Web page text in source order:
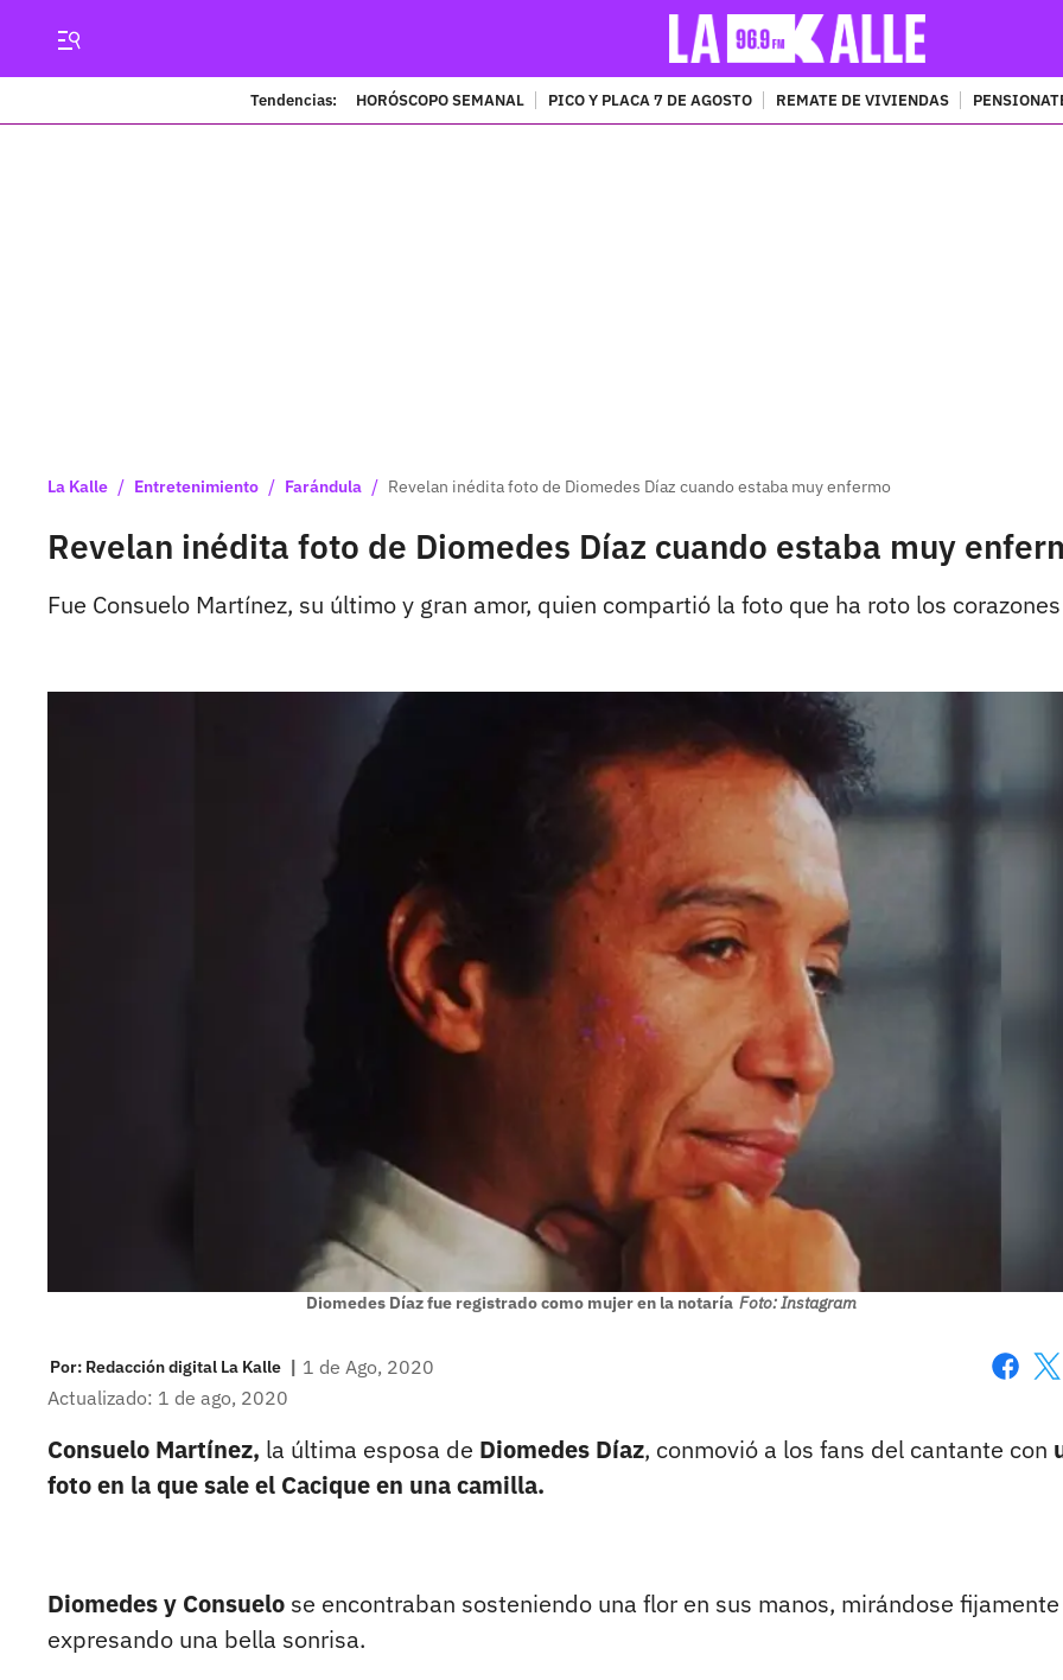
Tendencias: HORÓSCOPO SEMANAL PICO Y PLACA 7 DE AGOSTO REMATE DE VIVIENDAS
La Kalle / Entretenimiento / Farándula / Revelan inédita foto de Diomedes Díaz cuando estaba muy enfermo
Revelan inédita foto de Diomedes Díaz cuando estaba muy
Fue Consuelo Martínez, su último y gran amor, quien compartió la foto que ha roto los
Diomedes Díaz fue registrado como mujer en la notaría Foto: Instagram
Por: Redacción digital La Kalle | 1 de Ago, 2020
Actualizado: 1 de ago, 2020
Consuelo Martínez, la última esposa de Diomedes Díaz, conmovió a los fans del cantante con
foto en la que sale el Cacique en una camilla.
Diomedes y Consuelo se encontraban sosteniendo una flor en sus manos, mirándose
expresando una bella sonrisa.